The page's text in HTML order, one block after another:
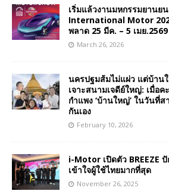
เริ่มแล้วงานมหกรรมยาน
International Motor
พลาด 25 มีค. – 5 เมย.2569
March 26, 2026
นครปฐมส้มไม่แผ่ว แต่บ้าน
เจาะสนามเจดีย์ใหญ่: เมื่อ
กำแพง ‘บ้านใหญ่’ ในวันที่
กันเอง
February 10, 2026
i-Motor เปิดตัว BREEZE
เข้าใจผู้ใช้ไทยมากที่สุด
November 26, 2025